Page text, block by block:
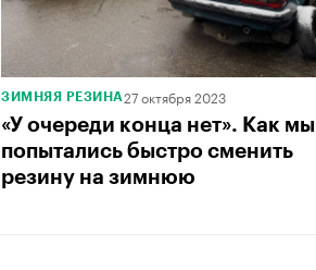
ЗИМНЯЯ РЕЗИНА27 октября 2023
«У очереди конца нет». Как мы
попытались быстро сменить
резину на зимнюю